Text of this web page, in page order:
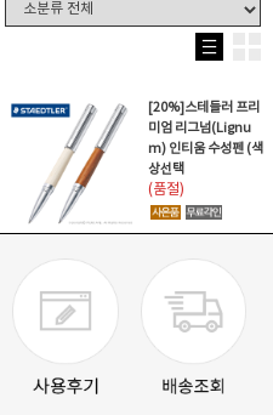
[20%]스테들러 프리
미엄 리그넘(Lignu
m) 인티움 수성펜 (색
상선택
(품절)